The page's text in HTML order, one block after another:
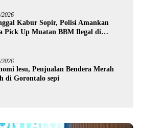
2026
Kabur Sopir, Polisi Amankan
Pick Up Muatan BBM Ilegal di
2026
lesu, Penjualan Bendera Merah
di Gorontalo sepi